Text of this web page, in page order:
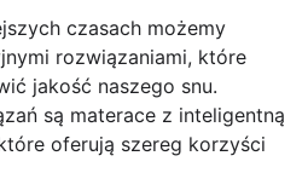
czasach możemy
rozwiązaniami, które
jakość naszego snu.
są materace z inteligentną
oferują szereg korzyści